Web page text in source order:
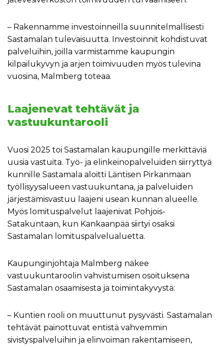
– Rakennamme investoinneilla suunnitelmallisesti
Sastamalan tulevaisuutta. Investoinnit kohdistuvat
palveluihin, joilla varmistamme kaupungin
kilpailukyvyn ja arjen toimivuuden myös tulevina
vuosina, Malmberg toteaa.
Laajenevat tehtävät ja
vastuukuntarooli
Vuosi 2025 toi Sastamalan kaupungille merkittäviä
uusia vastuita. Työ- ja elinkeinopalveluiden siirryttyä
kunnille Sastamala aloitti Läntisen Pirkanmaan
työllisyysalueen vastuukuntana, ja palveluiden
järjestämisvastuu laajeni usean kunnan alueelle.
Myös lomituspalvelut laajenivat Pohjois-
Satakuntaan, kun Kankaanpää siirtyi osaksi
Sastamalan lomituspalvelualuetta.
Kaupunginjohtaja Malmberg näkee
vastuukuntaroolin vahvistumisen osoituksena
Sastamalan osaamisesta ja toimintakyvystä:
– Kuntien rooli on muuttunut pysyvästi. Sastamalan
tehtävät painottuvat entistä vahvemmin
sivistyspalveluihin ja elinvoiman rakentamiseen,